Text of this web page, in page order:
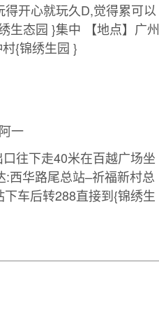
得开心就玩久D,觉得累可以
生态园 }集中 【地点】广州
{锦绣生园 }
一
往下走40米在百越广场坐
西华路尾总站–祈福新村总
车后转288直接到{锦绣生